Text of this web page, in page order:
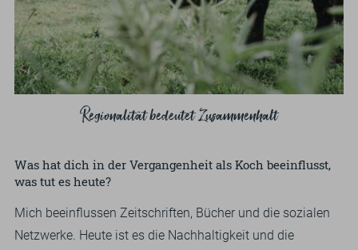
Was hat dich in der Vergangenheit als Koch beeinflusst,
was tut es heute?
Mich beeinflussen Zeitschriften, Bücher und die sozialen
Netzwerke. Heute ist es die Nachhaltigkeit und die
Regionalität bedeutet Zusammenhalt